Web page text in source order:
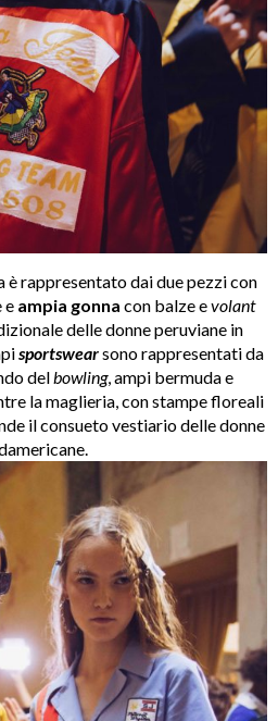
è rappresentato dai due pezzi con
e ampia gonna con balze evolant
delle donne peruviane in
sportswearsono rappresentati da
delbowling, ampi bermuda e
la maglieria, con stampe floreali
il consueto vestiario delle donne